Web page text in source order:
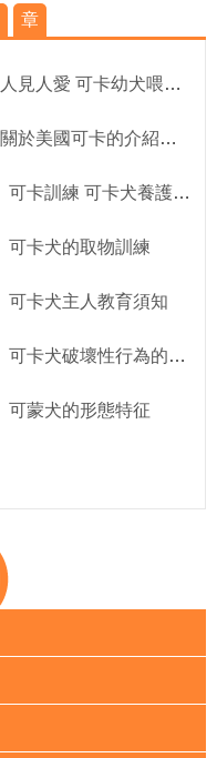
章
人見人愛 可卡幼犬喂養技巧
關於美國可卡的介紹以及飼養注意事項
可卡訓練 可卡犬養護常識
可卡犬的取物訓練
可卡犬主人教育須知
可卡犬破壞性行為的矯正
可蒙犬的形態特征